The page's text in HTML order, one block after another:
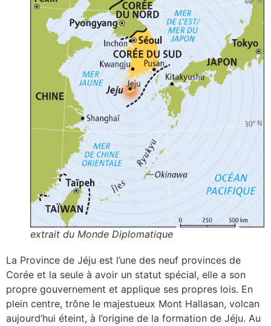
extrait du Monde Diplomatique
La Province de Jéju est l’une des neuf provinces de
Corée et la seule à avoir un statut spécial, elle a son
propre gouvernement et applique ses propres lois. En
plein centre, trône le majestueux Mont Hallasan, volcan
aujourd’hui éteint, à l’origine de la formation de Jéju. Au